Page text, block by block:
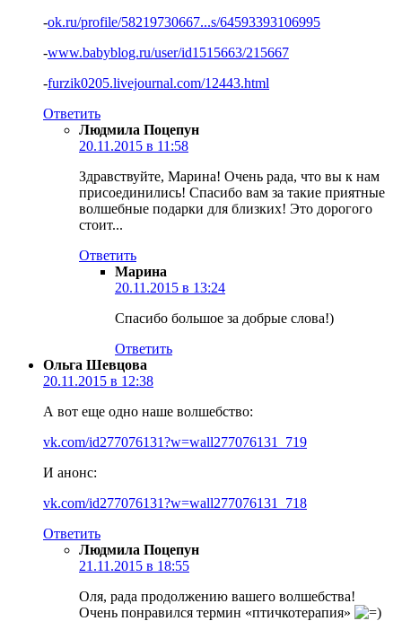
-ok.ru/profile/58219730667...s/64593393106995
-www.babyblog.ru/user/id1515663/215667
-furzik0205.livejournal.com/12443.html
Ответить
Людмила Поцепун
20.11.2015 в 11:58
Здравствуйте, Марина! Очень рада, что вы к нам
присоединились! Спасибо вам за такие приятные
волшебные подарки для близких! Это дорогого
стоит...
Ответить
Марина
20.11.2015 в 13:24
Спасибо большое за добрые слова!)
Ответить
Ольга Шевцова
20.11.2015 в 12:38
А вот еще одно наше волшебство:
vk.com/id277076131?w=wall277076131_719
И анонс:
vk.com/id277076131?w=wall277076131_718
Ответить
Людмила Поцепун
21.11.2015 в 18:55
Оля, рада продолжению вашего волшебства!
Очень понравился термин «птичкотерапия»